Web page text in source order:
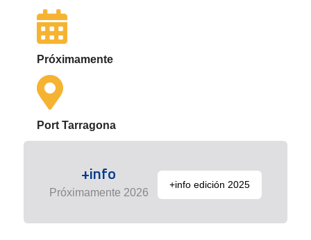
Próximamente
Port Tarragona
+info
Próximamente 2026
+info edición 2025